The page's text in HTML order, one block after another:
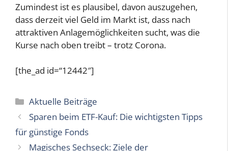
Zumindest ist es plausibel, davon auszugehen,
dass derzeit viel Geld im Markt ist, dass nach
attraktiven Anlagemöglichkeiten sucht, was die
Kurse nach oben treibt – trotz Corona.
[the_ad id=“12442″]
Kategorien
Aktuelle Beiträge
Sparen beim ETF-Kauf: Die wichtigsten Tipps
für günstige Fonds
Magisches Sechseck: Ziele der